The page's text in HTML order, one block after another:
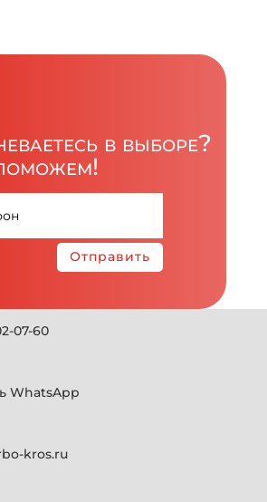
в выборе?
Отправить
07-60
WhatsApp
kros.ru